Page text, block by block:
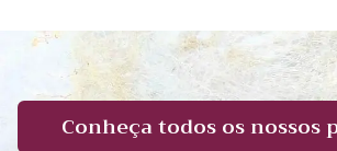
Conheça todos os nossos